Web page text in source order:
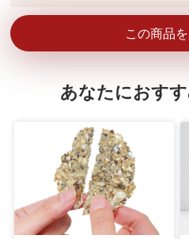
この商品を
あなたにおす